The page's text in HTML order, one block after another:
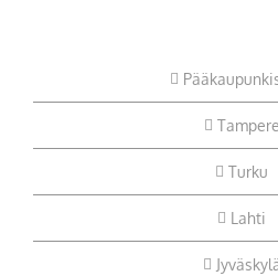
Tampere
Turku
Lahti